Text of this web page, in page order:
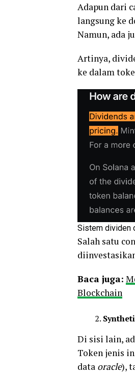
Adapun dari
langsung ke
Namun, ada
Artinya,
ke dalam
Sistem dividen
Salah satu
Baca juga:
Blockchain
Di sisi lain,
Token jenis
data oracle),